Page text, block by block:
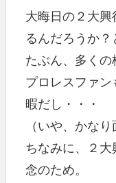
大晦日の２大
るんだろうか？
たぶん、多くの
プロレスファン
暇だし・・・
（いや、かな
ちなみに、２大
念のため。